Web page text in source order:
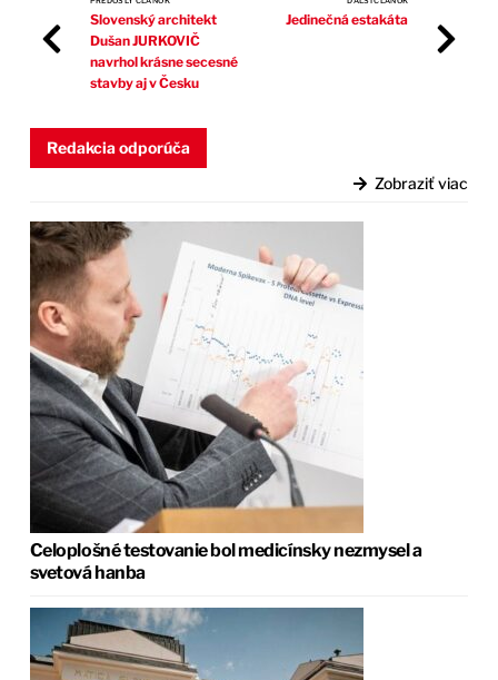
Slovenský architekt
Dušan JURKOVIČ
navrhol krásne secesné
stavby aj v Česku
Jedinečná estakáta
Redakcia odporúča
Zobraziť viac
Celoplošné testovanie bol medicínsky nezmysel a
svetová hanba